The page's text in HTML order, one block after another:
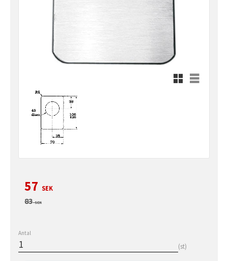
Rutnätsvy
Listvy
Nedsatt pris:
57 SEK
Ordinarie pris:
83SEK
Antal
st